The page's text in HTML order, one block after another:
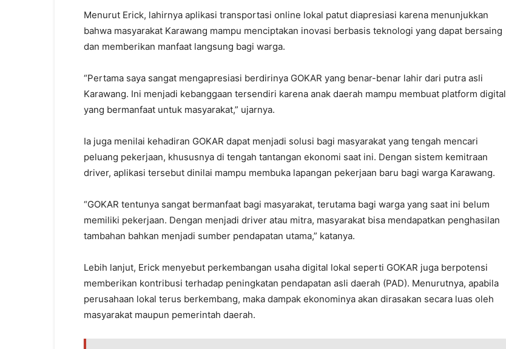
Menurut Erick, lahirnya aplikasi transportasi online lokal patut diapresiasi karena menunjukkan
bahwa masyarakat Karawang mampu menciptakan inovasi berbasis teknologi yang dapat bersaing
dan memberikan manfaat langsung bagi warga.
“Pertama saya sangat mengapresiasi berdirinya GOKAR yang benar-benar lahir dari putra asli
Karawang. Ini menjadi kebanggaan tersendiri karena anak daerah mampu membuat platform digital
yang bermanfaat untuk masyarakat,” ujarnya.
Ia juga menilai kehadiran GOKAR dapat menjadi solusi bagi masyarakat yang tengah mencari
peluang pekerjaan, khususnya di tengah tantangan ekonomi saat ini. Dengan sistem kemitraan
driver, aplikasi tersebut dinilai mampu membuka lapangan pekerjaan baru bagi warga Karawang.
“GOKAR tentunya sangat bermanfaat bagi masyarakat, terutama bagi warga yang saat ini belum
memiliki pekerjaan. Dengan menjadi driver atau mitra, masyarakat bisa mendapatkan penghasilan
tambahan bahkan menjadi sumber pendapatan utama,” katanya.
Lebih lanjut, Erick menyebut perkembangan usaha digital lokal seperti GOKAR juga berpotensi
memberikan kontribusi terhadap peningkatan pendapatan asli daerah (PAD). Menurutnya, apabila
perusahaan lokal terus berkembang, maka dampak ekonominya akan dirasakan secara luas oleh
masyarakat maupun pemerintah daerah.